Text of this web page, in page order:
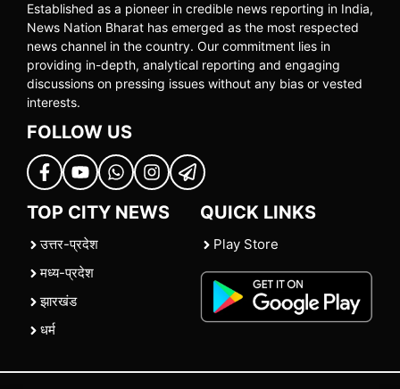
Established as a pioneer in credible news reporting in India,
News Nation Bharat has emerged as the most respected
news channel in the country. Our commitment lies in
providing in-depth, analytical reporting and engaging
discussions on pressing issues without any bias or vested
interests.
FOLLOW US
TOP CITY NEWS
उत्तर-प्रदेश
मध्य-प्रदेश
झारखंड
धर्म
QUICK LINKS
Play Store